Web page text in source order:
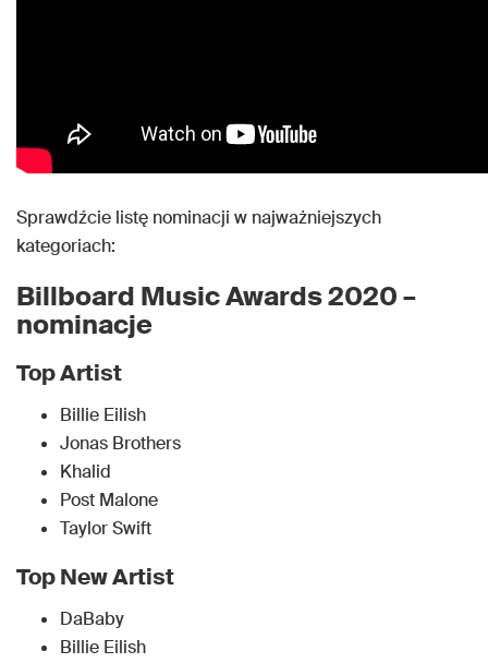
Sprawdźcie listę nominacji w najważniejszych
kategoriach:
Billboard Music Awards 2020 –
nominacje
Top Artist
Billie Eilish
Jonas Brothers
Khalid
Post Malone
Taylor Swift
Top New Artist
DaBaby
Billie Eilish